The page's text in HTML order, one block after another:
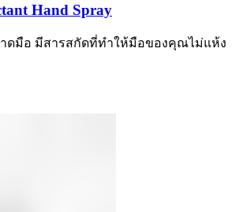
Hand Spray
าดมือ มีสารสกัดที่ทำให้มือของคุณไม่แห้ง